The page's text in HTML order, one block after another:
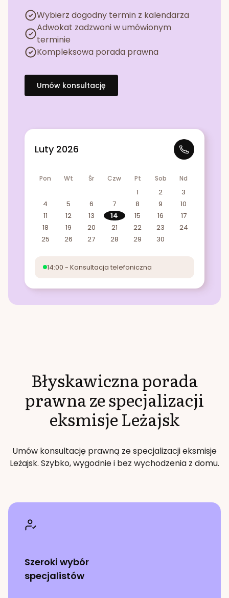
Wybierz dogodny termin z kalendarza
Adwokat zadzwoni w umówionym
terminie
Kompleksowa porada prawna
Umów konsultację
Luty 2026
Pon Wt Śr Czw Pt Sob Nd
1 2
3
4
5 6 7 8 9
10
11
12 13 14 15 16
17
18
19 20 21 22 23
24
25
26 27 28 29 30
14:00 - Konsultacja telefoniczna
Błyskawiczna porada
prawna ze specjalizacji
eksmisjeLeżajsk
Umów konsultację prawną ze specjalizacjieksmisje
Leżajsk. Szybko, wygodnie i bez wychodzenia z domu.
Szeroki wybór
specjalistów